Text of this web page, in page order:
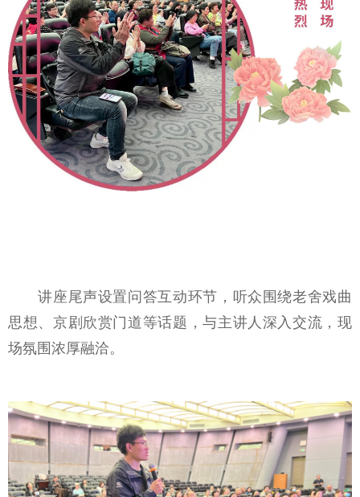
讲座尾声设置问答互动环节，听众围绕老舍戏曲
思想、京剧欣赏门道等话题，与主讲人深入交流，现
场氛围浓厚融洽。